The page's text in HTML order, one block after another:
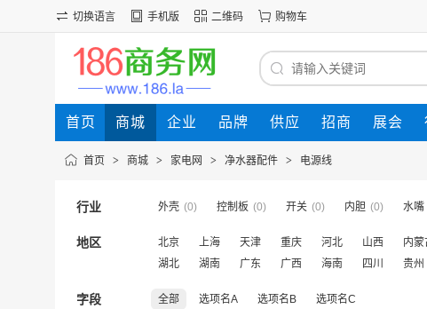
切换语言 手机版 二维码 购物车
首页 商城 企业 品牌 供应 招商 展会
首页 > 商城 > 家电网 > 净水器配件 > 电源线
行业 外壳 (0) 控制板 (0) 开关 (0) 内胆 (0) 水嘴
地区 北京 上海 天津 重庆 河北 山西 内蒙
湖北
湖南 广东 广西 海南 四川 贵州
字段 全部 选项名A 选项名B 选项名C